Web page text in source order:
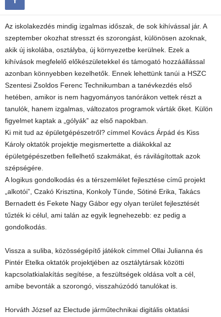
Az iskolakezdés mindig izgalmas időszak, de sok kihívással jár. A
szeptember okozhat stresszt és szorongást, különösen azoknak,
akik új iskolába, osztályba, új környezetbe kerülnek. Ezek a
kihívások megfelelő előkészületekkel és támogató hozzáállással
azonban könnyebben kezelhetők. Ennek lehettünk tanúi a HSZC
Szentesi Zsoldos Ferenc Technikumban a tanévkezdés első
hetében, amikor is nem hagyományos tanórákon vettek részt a
tanulók, hanem izgalmas, változatos programok várták őket. Külön
figyelmet kaptak a „gólyák” az első napokban.
Ki mit tud az épületgépészetről? címmel Kovács Árpád és Kiss
Károly oktatók projektje megismertette a diákokkal az
épületgépészetben fellelhető szakmákat, és rávilágítottak azok
szépségére.
A logikus gondolkodás és a térszemlélet fejlesztése című projekt
„alkotói”, Czakó Krisztina, Konkoly Tünde, Sótiné Erika, Takács
Bernadett és Fekete Nagy Gábor egy olyan terület fejlesztését
tűzték ki célul, ami talán az egyik legnehezebb: ez pedig a
gondolkodás.
Vissza a suliba, közösségépítő játékok címmel Ollai Julianna és
Pintér Etelka oktatók projektjében az osztálytársak közötti
kapcsolatkialakítás segítése, a feszültségek oldása volt a cél,
amibe bevonták a szorongó, visszahúzódó tanulókat is.
Horváth József az Electude járműtechnikai digitális oktatási